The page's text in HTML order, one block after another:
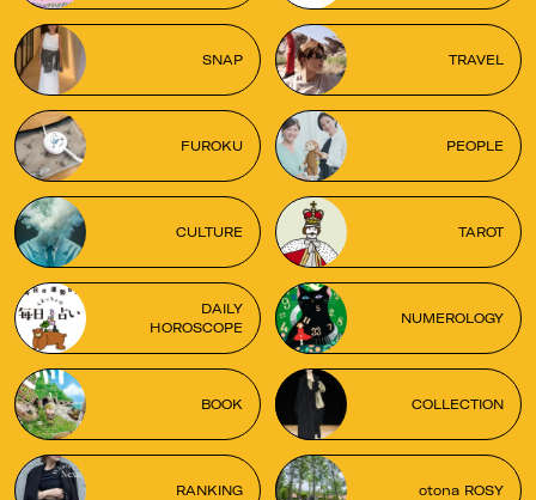
SNAP TRAVEL
FUROKU PEOPLE
CULTURE TAROT
DAILY
HOROSCOPE
NUMEROLOGY
BOOK COLLECTION
RANKING otona ROSY